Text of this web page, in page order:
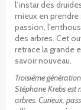
l’instar des
mieux en prendre
passion,
des arbres. Cet
retrace la grande
savoir nouveau.
Troisième
Stéphane Krebs est
arbres. Curieux,